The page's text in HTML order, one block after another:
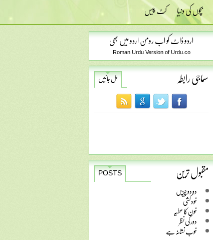
بچوں کی دنیا کٹ پیس
اردو ڈاٹ کو اب رومن اردو میں بھی
Roman Urdu Version of Urdu.co
سماجی رابطہ مل جائیں
مقبول ترین
POSTS
دو دو چیزیں
خودکشی
خون کا عطیہ
دور کی نظر
خوب نشانہ ہے